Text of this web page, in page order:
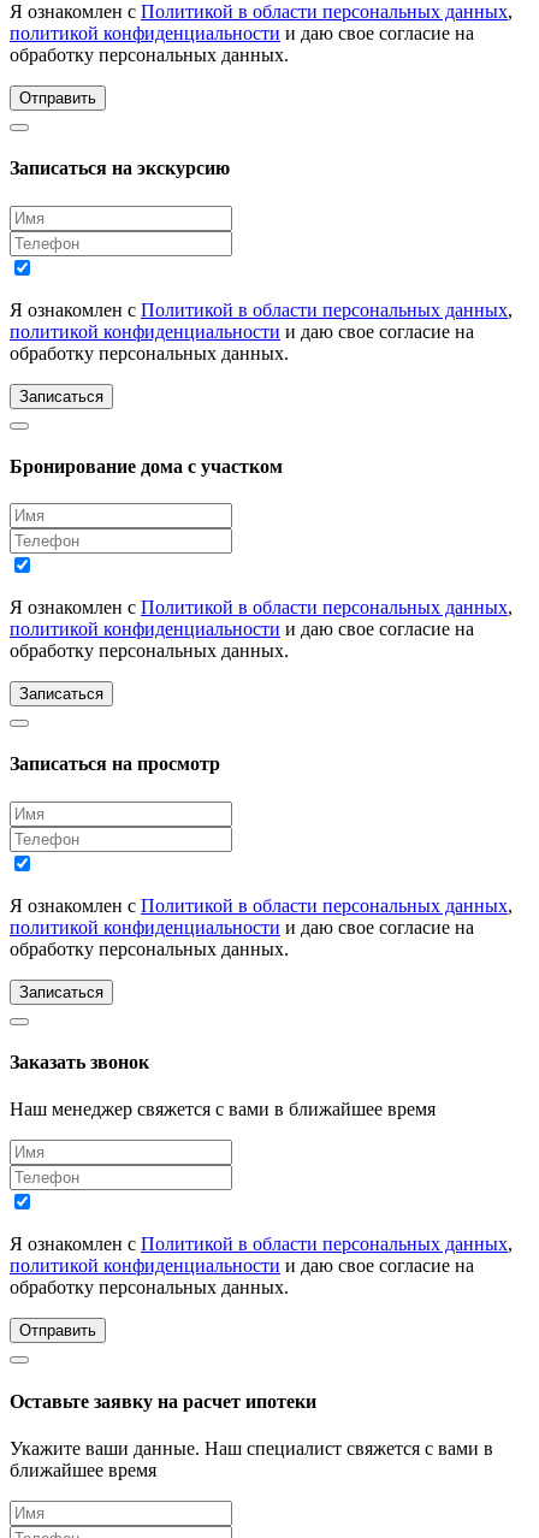
Я ознакомлен с Политикой в области персональных данных,
политикой конфиденциальности и даю свое согласие на
обработку персональных данных.
Отправить
Записаться на экскурсию
Я ознакомлен с Политикой в области персональных данных,
политикой конфиденциальности и даю свое согласие на
обработку персональных данных.
Записаться
Бронирование дома с участком
Я ознакомлен с Политикой в области персональных данных,
политикой конфиденциальности и даю свое согласие на
обработку персональных данных.
Записаться
Записаться на просмотр
Я ознакомлен с Политикой в области персональных данных,
политикой конфиденциальности и даю свое согласие на
обработку персональных данных.
Записаться
Заказать звонок
Наш менеджер свяжется с вами в ближайшее время
Я ознакомлен с Политикой в области персональных данных,
политикой конфиденциальности и даю свое согласие на
обработку персональных данных.
Отправить
Оставьте заявку на расчет ипотеки
Укажите ваши данные. Наш специалист свяжется с вами в
ближайшее время